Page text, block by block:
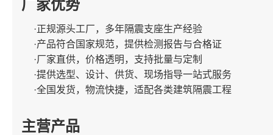
厂家优势
·正规源头工厂，多年隔震支座生产经验
·产品符合国家规范，提供检测报告与合格证
·厂家直供，价格透明，支持批量与定制
·提供选型、设计、供货、现场指导一站式服务
·全国发货，物流快捷，适配各类建筑隔震工程
主营产品